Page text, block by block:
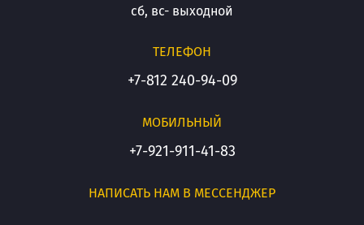
сб, вс- выходной
ТЕЛЕФОН
+7-812 240-94-09
МОБИЛЬНЫЙ
+7-921-911-41-83
НАПИСАТЬ НАМ В МЕССЕНДЖЕР